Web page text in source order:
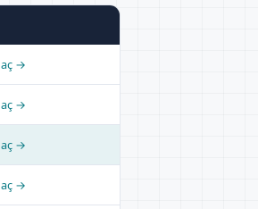
aç →
aç →
aç →
aç →